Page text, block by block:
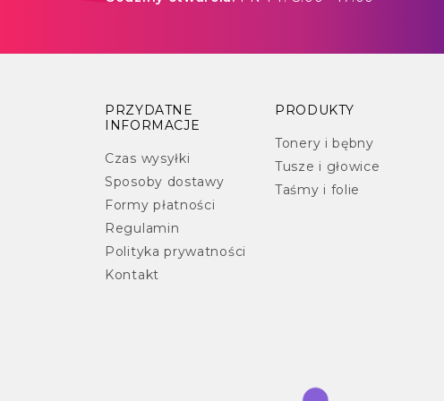
PRZYDATNE
INFORMACJE
Czas wysyłki
Sposoby dostawy
Formy płatności
Regulamin
Polityka prywatności
Kontakt
PRODUKTY
Tonery i bębny
Tusze i głowice
Taśmy i folie